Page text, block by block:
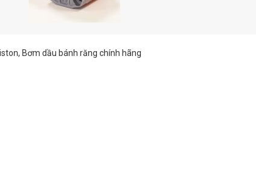
Bơm dầu bánh răng chính hãng